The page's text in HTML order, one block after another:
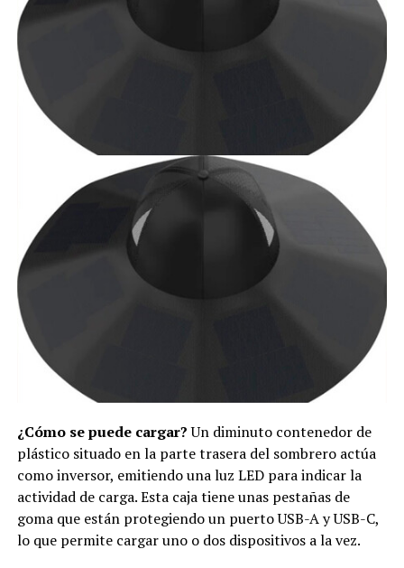
¿Cómo se puede cargar?Un diminuto contenedor de
plástico situado en la parte trasera del sombrero actúa
como inversor, emitiendo una luz LED para indicar la
actividad de carga. Esta caja tiene unas pestañas de
goma que están protegiendo un puerto USB-A y USB-C,
lo que permite cargar uno o dos dispositivos a la vez.